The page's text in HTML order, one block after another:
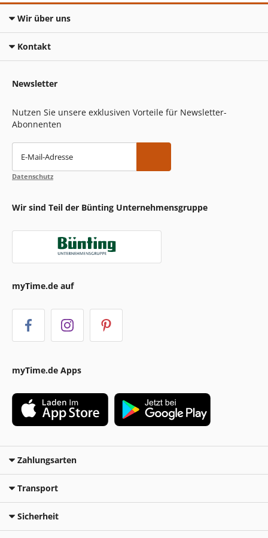
Wir über uns
Kontakt
Newsletter
Nutzen Sie unsere exklusiven Vorteile für Newsletter-
Abonnenten
E-Mail-Adresse
Datenschutz
Wir sind Teil der Bünting Unternehmensgruppe
myTime.de auf
myTime.de Apps
Zahlungsarten
Transport
Sicherheit